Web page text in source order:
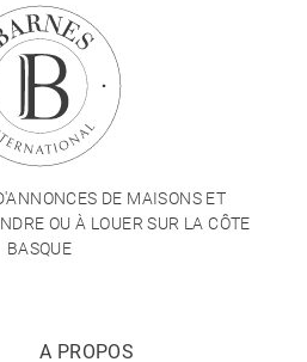
DE MAISONS ET
OU À LOUER SUR LA CÔTE
BASQUE
A PROPOS